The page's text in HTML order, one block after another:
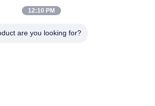
YouYi, wioska Xiamao, dystrykt
12:10 PM
are you looking for?